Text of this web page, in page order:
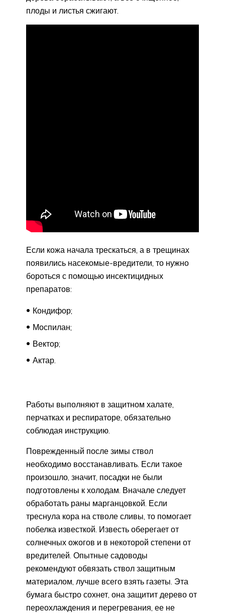
плоды и листья сжигают.
Если кожа начала трескаться, а в трещинах
появились насекомые-вредители, то нужно
бороться с помощью инсектицидных
препаратов:
Кондифор;
Моспилан;
Вектор;
Актар.
Работы выполняют в защитном халате,
перчатках и респираторе, обязательно
соблюдая инструкцию.
Поврежденный после зимы ствол
необходимо восстанавливать. Если такое
произошло, значит, посадки не были
подготовлены к холодам. Вначале следует
обработать раны марганцовкой. Если
треснула кора на стволе сливы, то помогает
побелка известкой. Известь оберегает от
солнечных ожогов и в некоторой степени от
вредителей. Опытные садоводы
рекомендуют обвязать ствол защитным
материалом, лучше всего взять газеты. Эта
бумага быстро сохнет, она защитит дерево от
переохлаждения и перегревания, ее не